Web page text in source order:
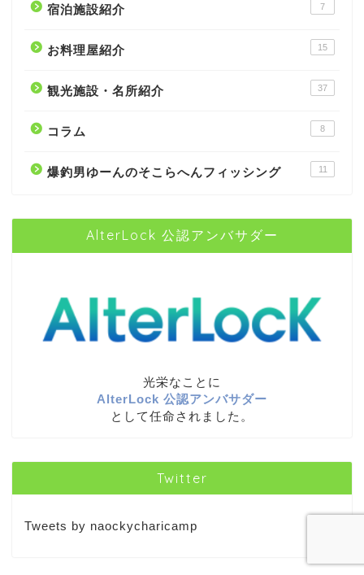
宿泊施設紹介 7
お料理屋紹介 15
観光施設・名所紹介 37
コラム 8
爆釣男ゆーんのそこらへんフィッシング 11
AlterLock 公認アンバサダー
光栄なことに
AlterLock 公認アンバサダー
として任命されました。
Twitter
Tweets by naockycharicamp